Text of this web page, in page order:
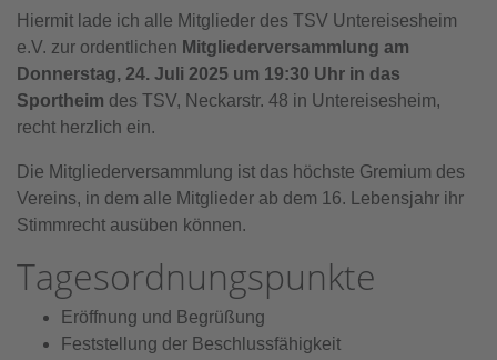
Hiermit lade ich alle Mitglieder des TSV Untereisesheim
e.V. zur ordentlichen Mitgliederversammlung am
Donnerstag, 24. Juli 2025 um 19:30 Uhr in das
Sportheim des TSV, Neckarstr. 48 in Untereisesheim,
recht herzlich ein.
Die Mitgliederversammlung ist das höchste Gremium des
Vereins, in dem alle Mitglieder ab dem 16. Lebensjahr ihr
Stimmrecht ausüben können.
Tagesordnungspunkte
Eröffnung und Begrüßung
Feststellung der Beschlussfähigkeit